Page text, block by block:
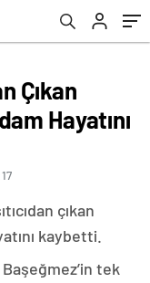
Çıkan
Hayatını
çıkan
kaybetti.
tek